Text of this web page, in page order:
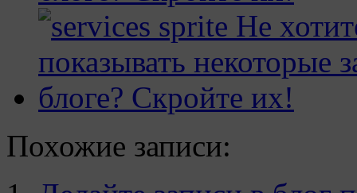
Похожие записи: